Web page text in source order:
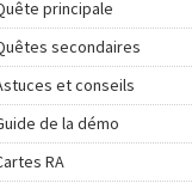
principale
secondaires
et conseils
de la démo
RA